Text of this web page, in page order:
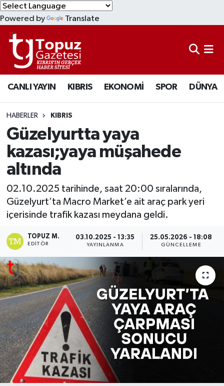
Powered by Translate
CANLI YAYIN KIBRIS EKONOMİ SPOR DÜNYA
HABERLER KIBRIS
Güzelyurtta yaya
kazası;yaya müşahede
altında
02.10.2025 tarihinde, saat 20:00 sıralarında,
Güzelyurt’ta Macro Market’e ait araç park yeri
içerisinde trafik kazası meydana geldi.
TOPUZ M.
EDITÖR
03.10.2025 - 13:35
YAYINLANMA
25.05.2026 - 18:08
GÜNCELLEME
KIBRIS
DÜNYA
EKONOMİ
MAGAZİN
SAĞLIK
SPOR
TEKNOLOJİ
TÜRKİYE
Lefkoşa Nöbetçi Eczaneler
Lefkoşa Hava Durumu
Lefkoşa Trafik Yoğunluk Haritası
Süper Lig Puan Durumu ve Fikstür
Tüm Manşetler
Son Dakika Haberleri
Haber Arşivi